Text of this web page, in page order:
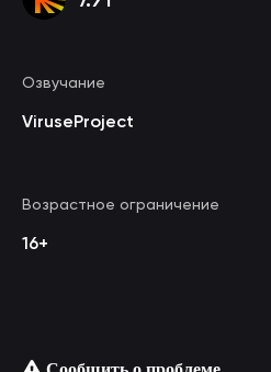
Озвучание
ViruseProject
Возрастное ограничение
16+